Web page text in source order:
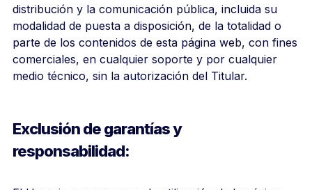
distribución y la comunicación pública, incluida su
modalidad de puesta a disposición, de la totalidad o
parte de los contenidos de esta página web, con fines
comerciales, en cualquier soporte y por cualquier
medio técnico, sin la autorización del Titular.
Exclusión de garantías y
responsabilidad: